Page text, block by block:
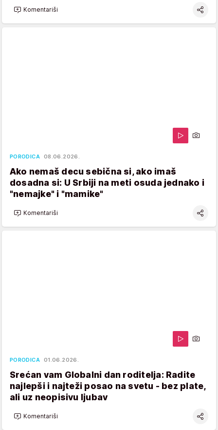
Komentariši
PORODICA 08.06.2026.
Ako nemaš decu sebična si, ako imaš
dosadna si: U Srbiji na meti osuda jednako i
"nemajke" i "mamike"
Komentariši
PORODICA 01.06.2026.
Srećan vam Globalni dan roditelja: Radite
najlepši i najteži posao na svetu - bez plate,
ali uz neopisivu ljubav
Komentariši